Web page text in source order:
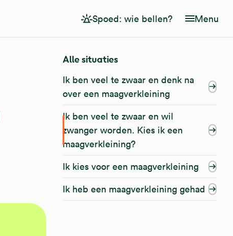
Spoed: wie bellen? Menu
Alle situaties
Ik ben veel te zwaar en denk na
over een maagverkleining
Ik ben veel te zwaar en wil
zwanger worden. Kies ik een
maagverkleining?
Ik kies voor een maagverkleining
Ik heb een maagverkleining gehad